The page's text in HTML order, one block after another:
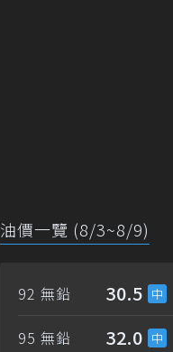
油價一覽 (8/3~8/9)
92 無鉛 30.5
95 無鉛 32.0